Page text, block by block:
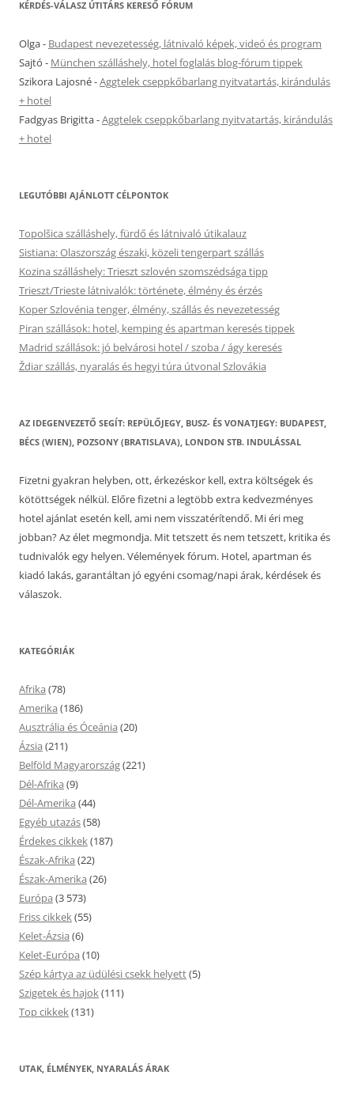
KÉRDÉS-VÁLASZ ÚTITÁRS KERESŐ FÓRUM
Olga- Budapest nevezetesség, látnivaló képek, videó és program
Sajtó - München szálláshely, hotel foglalás blog-fórum tippek
Szikora Lajosné-Aggtelek cseppkőbarlang nyitvatartás, kirándulás
+ hotel
Fadgyas Brigitta-Aggtelek cseppkőbarlang nyitvatartás, kirándulás
+ hotel
LEGUTÓBBI AJÁNLOTT CÉLPONTOK
Topolšica szálláshely, fürdő és látnivaló útikalauz
Sistiana: Olaszország északi, közeli tengerpart szállás
Kozina szálláshely: Trieszt szlovén szomszédsága tipp
Trieszt/Trieste látnivalók: története, élmény és érzés
Koper Szlovénia tenger, élmény, szállás és nevezetesség
Piran szállások: hotel, kemping és apartman keresés tippek
Madrid szállások: jó belvárosi hotel / szoba / ágy keresés
Ždiar szállás, nyaralás és hegyi túra útvonal Szlovákia
AZ IDEGENVEZETŐ SEGÍT: REPÜLŐJEGY, BUSZ- ÉS VONATJEGY: BUDAPEST,
BÉCS (WIEN), POZSONY (BRATISLAVA), LONDON STB. INDULÁSSAL
Fizetni gyakran helyben, ott, érkezéskor kell, extra költségek és
kötöttségek nélkül. Előre fizetni a legtöbb extra kedvezményes
hotel ajánlat esetén kell, ami nem visszatérítendő. Mi éri meg
jobban? Az élet megmondja. Mit tetszett és nem tetszett, kritika és
tudnivalók egy helyen. Vélemények fórum. Hotel, apartman és
kiadó lakás, garantáltan jó egyéni csomag/napi árak, kérdések és
válaszok.
KATEGÓRIÁK
Afrika (78)
Amerika (186)
Ausztrália és Óceánia (20)
Ázsia (211)
Belföld Magyarország(221)
Dél-Afrika (9)
Dél-Amerika (44)
Egyéb utazás(58)
Érdekes cikkek(187)
Észak-Afrika (22)
Észak-Amerika (26)
Európa (3 573)
Friss cikkek(55)
Kelet-Ázsia (6)
Kelet-Európa (10)
Szép kártya az üdülési csekk helyett(5)
Szigetek és hajok(111)
Top cikkek(131)
UTAK, ÉLMÉNYEK, NYARALÁS ÁRAK